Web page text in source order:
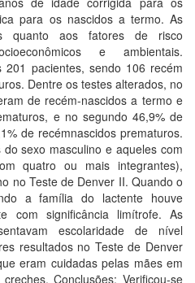
para os nascidos a termo. As
quanto aos fatores de risco
e ambientais.
201 pacientes, sendo 106 recém
Dentre os testes alterados, no
de recém-nascidos a termo e
e no segundo 46,9% de
de recémnascidos prematuros.
sexo masculino e aqueles com
quatro ou mais integrantes),
no Teste de Denver II. Quando o
a família do lactente houve
com significância limítrofe. As
escolaridade de nível
resultados no Teste de Denver
eram cuidadas pelas mães em
Conclusões: Verificou-se